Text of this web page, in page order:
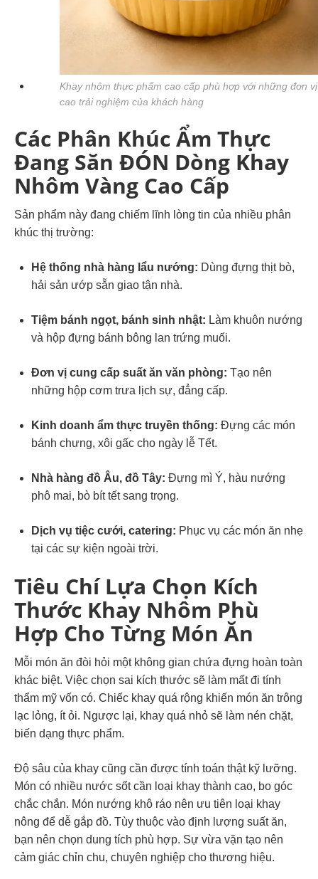
Khay nhôm thực phẩm cao cấp phù hợp với những đơn
cao trải nghiệm của khách hàng
Các Phân Khúc Ẩm Thực
Đang Săn ĐÓN Dòng Khay
Nhôm Vàng Cao Cấp
Sản phẩm này đang chiếm lĩnh lòng tin của nhiều phân
khúc thị trường:
Hệ thống nhà hàng lẩu nướng: Dùng đựng thịt bò,
hải sản ướp sẵn giao tận nhà.
Tiệm bánh ngọt, bánh sinh nhật: Làm khuôn nướng
và hộp đựng bánh bông lan trứng muối.
Đơn vị cung cấp suất ăn văn phòng: Tạo nên
những hộp cơm trưa lịch sự, đẳng cấp.
Kinh doanh ẩm thực truyền thống: Đựng các món
bánh chưng, xôi gấc cho ngày lễ Tết.
Nhà hàng đồ Âu, đồ Tây: Đựng mì Ý, hàu nướng
phô mai, bò bít tết sang trọng.
Dịch vụ tiệc cưới, catering: Phục vụ các món ăn nhẹ
tại các sự kiện ngoài trời.
Tiêu Chí Lựa Chọn Kích
Thước Khay Nhôm Phù
Hợp Cho Từng Món Ăn
Mỗi món ăn đòi hỏi một không gian chứa đựng hoàn toàn
khác biệt. Việc chọn sai kích thước sẽ làm mất đi tính
thẩm mỹ vốn có. Chiếc khay quá rộng khiến món ăn trông
lạc lỏng, ít ỏi. Ngược lại, khay quá nhỏ sẽ làm nén chặt,
biến dạng thực phẩm.
Độ sâu của khay cũng cần được tính toán thật kỹ lưỡng.
Món có nhiều nước sốt cần loại khay thành cao, bo góc
chắc chắn. Món nướng khô ráo nên ưu tiên loại khay
nông để dễ gắp đồ. Tùy thuộc vào định lượng suất ăn,
bạn nên chọn dung tích phù hợp. Sự vừa vặn tạo nên
cảm giác chỉn chu, chuyên nghiệp cho thương hiệu.